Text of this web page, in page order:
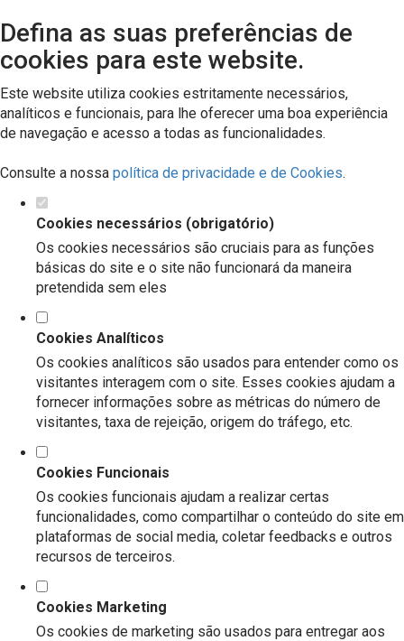
Defina as suas preferências de
cookies para este website.
Este website utiliza cookies estritamente necessários,
analíticos e funcionais, para lhe oferecer uma boa experiência
de navegação e acesso a todas as funcionalidades.
Consulte a nossa política de privacidade e de Cookies.
Cookies necessários (obrigatório)
Os cookies necessários são cruciais para as funções
básicas do site e o site não funcionará da maneira
pretendida sem eles
Cookies Analíticos
Os cookies analíticos são usados para entender como os
visitantes interagem com o site. Esses cookies ajudam a
fornecer informações sobre as métricas do número de
visitantes, taxa de rejeição, origem do tráfego, etc.
Cookies Funcionais
Os cookies funcionais ajudam a realizar certas
funcionalidades, como compartilhar o conteúdo do site em
plataformas de social media, coletar feedbacks e outros
recursos de terceiros.
Cookies Marketing
Os cookies de marketing são usados para entregar aos